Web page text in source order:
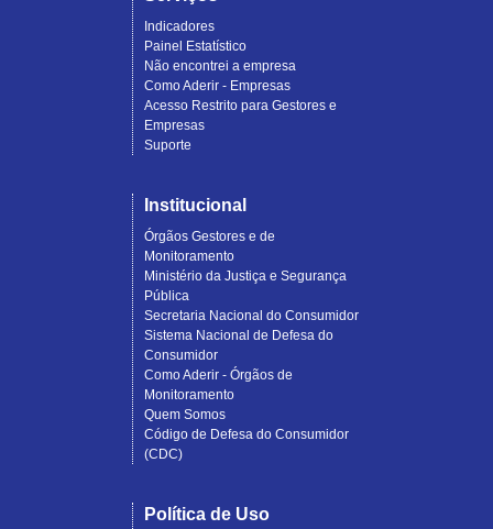
Indicadores
Painel Estatístico
Não encontrei a empresa
Como Aderir - Empresas
Acesso Restrito para Gestores e
Empresas
Suporte
Institucional
Órgãos Gestores e de
Monitoramento
Ministério da Justiça e Segurança
Pública
Secretaria Nacional do Consumidor
Sistema Nacional de Defesa do
Consumidor
Como Aderir - Órgãos de
Monitoramento
Quem Somos
Código de Defesa do Consumidor
(CDC)
Política de Uso